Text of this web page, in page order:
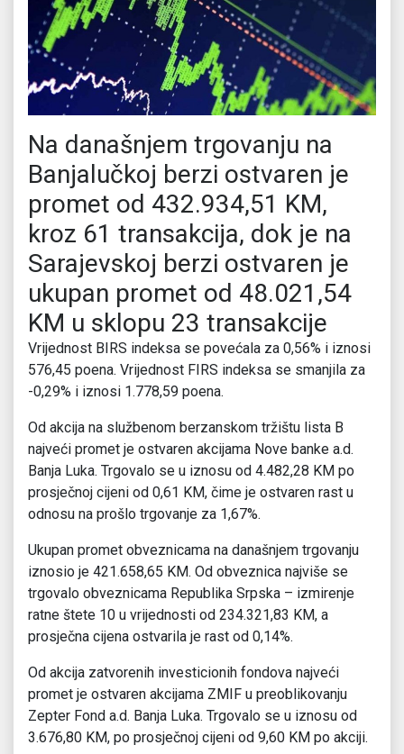
Na današnjem trgovanju na
Banjalučkoj berzi ostvaren je
promet od 432.934,51 KM,
kroz 61 transakcija, dok je na
Sarajevskoj berzi ostvaren je
ukupan promet od 48.021,54
KM u sklopu 23 transakcije
Vrijednost BIRS indeksa se povećala za 0,56% i iznosi
576,45 poena. Vrijednost FIRS indeksa se smanjila za
-0,29% i iznosi 1.778,59 poena.
Od akcija na službenom berzanskom tržištu lista B
najveći promet je ostvaren akcijama Nove banke a.d.
Banja Luka. Trgovalo se u iznosu od 4.482,28 KM po
prosječnoj cijeni od 0,61 KM, čime je ostvaren rast u
odnosu na prošlo trgovanje za 1,67%.
Ukupan promet obveznicama na današnjem trgovanju
iznosio je 421.658,65 KM. Od obveznica najviše se
trgovalo obveznicama Republika Srpska – izmirenje
ratne štete 10 u vrijednosti od 234.321,83 KM, a
prosječna cijena ostvarila je rast od 0,14%.
Od akcija zatvorenih investicionih fondova najveći
promet je ostvaren akcijama ZMIF u preoblikovanju
Zepter Fond a.d. Banja Luka. Trgovalo se u iznosu od
3.676,80 KM, po prosječnoj cijeni od 9,60 KM po akciji.